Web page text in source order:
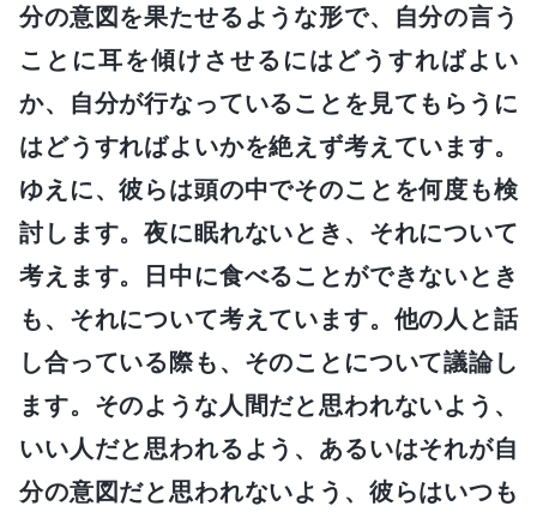
分の意図を果たせるような形で、自分の言う
ことに耳を傾けさせるにはどうすればよい
か、自分が行なっていることを見てもらうに
はどうすればよいかを絶えず考えています。
ゆえに、彼らは頭の中でそのことを何度も検
討します。夜に眠れないとき、それについて
考えます。日中に食べることができないとき
も、それについて考えています。他の人と話
し合っている際も、そのことについて議論し
ます。そのような人間だと思われないよう、
いい人だと思われるよう、あるいはそれが自
分の意図だと思われないよう、彼らはいつも